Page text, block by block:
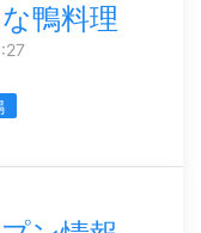
鴨料理